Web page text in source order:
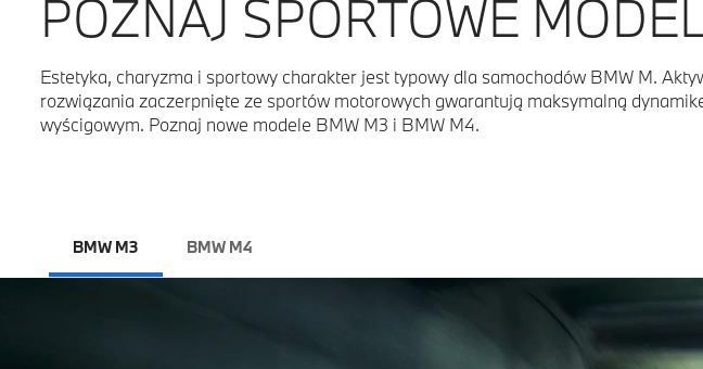
POZNAJ SPORTOWE
Estetyka, charyzma i sportowy charakter jest typowy dla samochodów BMW M.
rozwiązania zaczerpnięte ze sportów motorowych gwarantują maksymalną
wyścigowym. Poznaj nowe modele BMW M3 i BMW M4.
BMW M3 BMW M4